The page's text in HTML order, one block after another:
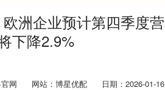
洲企业预计第四季度营
下降2.9%
网 网站：博星优配
日期：2026-01-16